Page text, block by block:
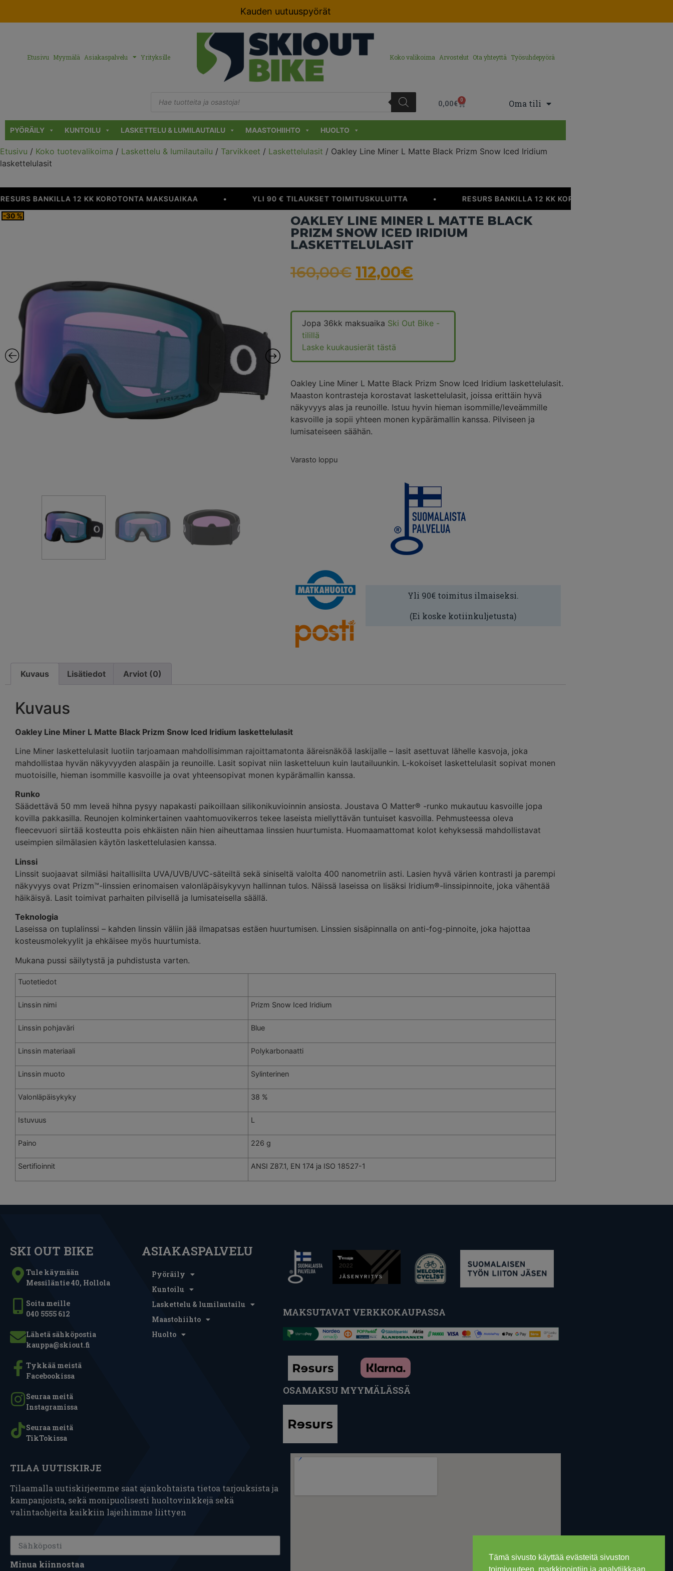
Tämä sivusto käyttää evästeitä sivuston
toimivuuteen, markkinointiin ja analytiikkaan
Kauden uutuuspyörät
Etusivu Myymälä Asiakaspalvelu Yrityksille Koko valikoima Arvostelut Ota yhteyttä Työsuhdepyörä
0,00€ 0 Oma tili
PYÖRÄILY KUNTOILU LASKETTELU & LUMILAUTAILU MAASTOHIIHTO HUOLTO
Etusivu / Koko tuotevalikoima / Laskettelu & lumilautailu / Tarvikkeet / Laskettelulasit / Oakley Line Miner L Matte Black Prizm Snow Iced Iridium
laskettelulasit
BANKILLA 12 KK KOROTONTA MAKSUAIKAA YLI 90 € TILAUKSET TOIMITUSKULUITTA RESURS BANKILLA 12 KK KOROTONTA MAKSUAIKAA
-30 %
OAKLEY LINE MINER L MATTE BLACK
PRIZM SNOW ICED IRIDIUM
LASKETTELULASIT
160,00€ 112,00€
Jopa 36kk maksuaika Ski Out Bike -
tilillä
Laske kuukausierät tästä
Oakley Line Miner L Matte Black Prizm Snow Iced Iridium laskettelulasit.
Maaston kontrasteja korostavat laskettelulasit, joissa erittäin hyvä
näkyvyys alas ja reunoille. Istuu hyvin hieman isommille/leveämmille
kasvoille ja sopii yhteen monen kypärämallin kanssa. Pilviseen ja
lumisateiseen säähän.
Varasto loppu
Yli 90€ toimitus ilmaiseksi.
(Ei koske kotiinkuljetusta)
Kuvaus Lisätiedot Arviot (0)
Kuvaus
Oakley Line Miner L Matte Black Prizm Snow Iced Iridium laskettelulasit
Line Miner laskettelulasit luotiin tarjoamaan mahdollisimman rajoittamatonta ääreisnäköä laskijalle – lasit asettuvat lähelle kasvoja, joka
mahdollistaa hyvän näkyvyyden alaspäin ja reunoille. Lasit sopivat niin lasketteluun kuin lautailuunkin. L-kokoiset laskettelulasit sopivat monen
muotoisille, hieman isommille kasvoille ja ovat yhteensopivat monen kypärämallin kanssa.
Runko
Säädettävä 50 mm leveä hihna pysyy napakasti paikoillaan silikonikuvioinnin ansiosta. Joustava O Matter® -runko mukautuu kasvoille jopa
kovilla pakkasilla. Reunojen kolminkertainen vaahtomuovikerros tekee laseista miellyttävän tuntuiset kasvoilla. Pehmusteessa oleva
fleecevuori siirtää kosteutta pois ehkäisten näin hien aiheuttamaa linssien huurtumista. Huomaamattomat kolot kehyksessä mahdollistavat
useimpien silmälasien käytön laskettelulasien kanssa.
Linssi
Linssit suojaavat silmiäsi haitallisilta UVA/UVB/UVC-säteiltä sekä siniseltä valolta 400 nanometriin asti. Lasien hyvä värien kontrasti ja parempi
näkyvyys ovat Prizm™-linssien erinomaisen valonläpäisykyvyn hallinnan tulos. Näissä laseissa on lisäksi Iridium®-linssipinnoite, joka vähentää
häikäisyä. Lasit toimivat parhaiten pilvisellä ja lumisateisella säällä.
Teknologia
Laseissa on tuplalinssi – kahden linssin väliin jää ilmapatsas estäen huurtumisen. Linssien sisäpinnalla on anti-fog-pinnoite, joka hajottaa
kosteusmolekyylit ja ehkäisee myös huurtumista.
Mukana pussi säilytystä ja puhdistusta varten.
Tuotetiedot
Linssin nimi Prizm Snow Iced Iridium
Linssin pohjaväri Blue
Linssin materiaali Polykarbonaatti
Linssin muoto Sylinterinen
Valonläpäisykyky 38 %
Istuvuus L
Paino 226 g
Sertifioinnit ANSI Z87.1, EN 174 ja ISO 18527-1
SKI OUT BIKE
Tule käymään
Messiläntie 40, Hollola
Soita meille
040 5555 612
Lähetä sähköpostia
kauppa@skiout.fi
Tykkää meistä
Facebookissa
Seuraa meitä
Instagramissa
Seuraa meitä
TikTokissa
ASIAKASPALVELU
Pyöräily
Kuntoilu
Laskettelu & lumilautailu
Maastohiihto
Huolto
MAKSUTAVAT VERKKOKAUPASSA
OSAMAKSU MYYMÄLÄSSÄ
TILAA UUTISKIRJE
Tilaamalla uutiskirjeemme saat ajankohtaista tietoa tarjouksista ja
kampanjoista, sekä monipuolisesti huoltovinkkejä sekä
valintaohjeita kaikkiin lajeihimme liittyen
Minua kiinnostaa